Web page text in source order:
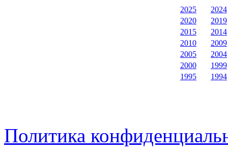
2025
2024
2020
2019
2015
2014
2010
2009
2005
2004
2000
1999
1995
1994
Политика